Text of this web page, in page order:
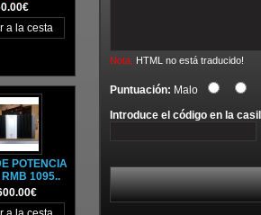
POTENCIA
RMB 1095..
Nota: HTML no está traducido!
Puntuación: Malo
Introduce el código en la